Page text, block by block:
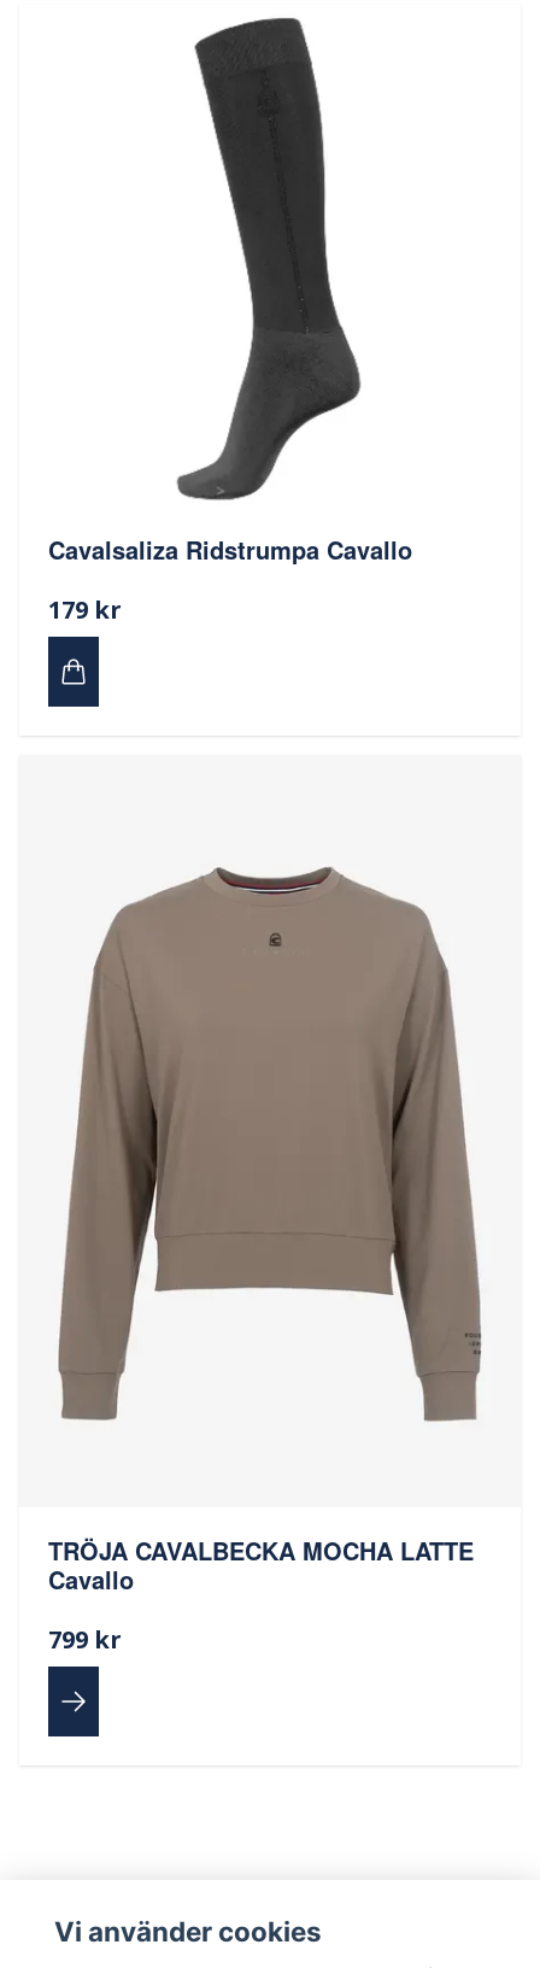
Cavalsaliza Ridstrumpa Cavallo
179 kr
TRÖJA CAVALBECKA MOCHA LATTE
Cavallo
799 kr
Vi använder cookies